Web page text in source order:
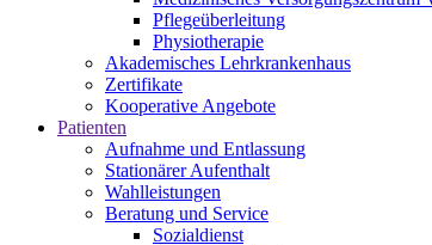
Pflegeüberleitung
Physiotherapie
Akademisches Lehrkrankenhaus
Zertifikate
Kooperative Angebote
Patienten
Aufnahme und Entlassung
Stationärer Aufenthalt
Wahlleistungen
Beratung und Service
Sozialdienst